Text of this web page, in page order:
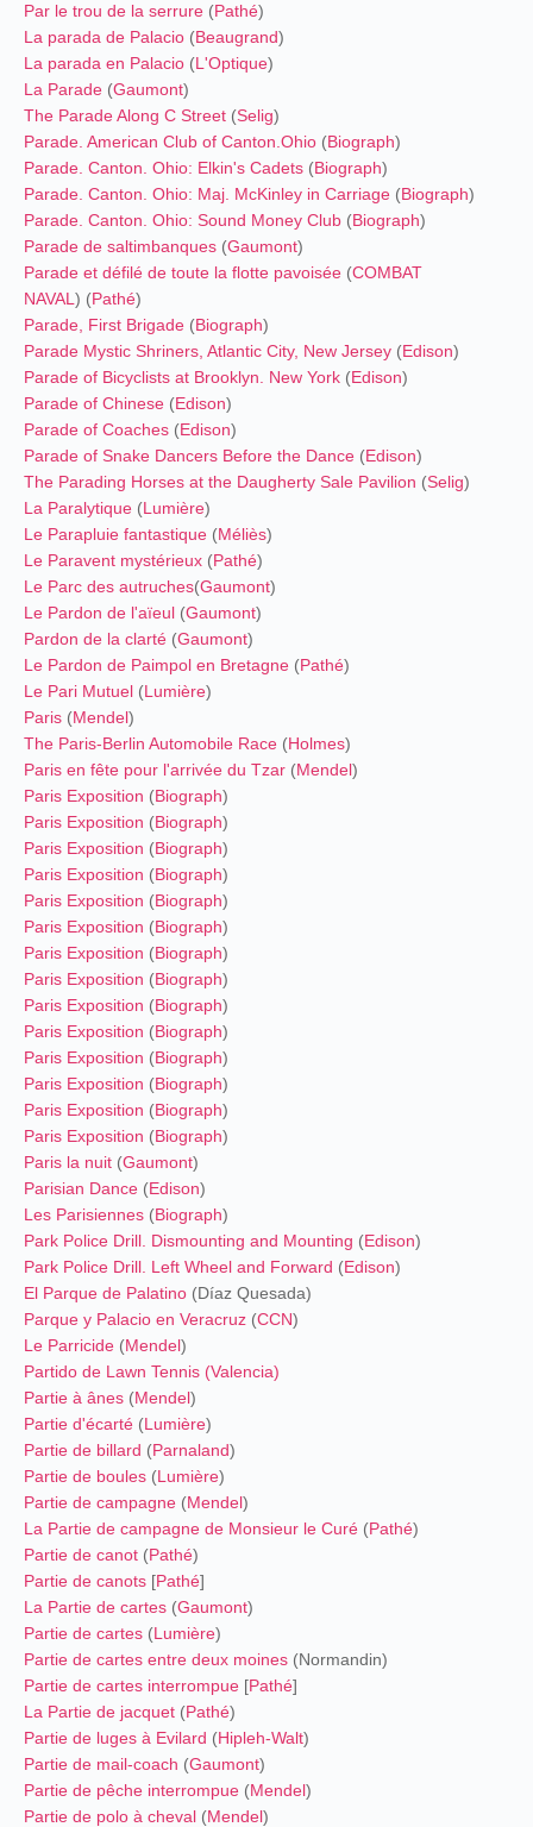
Par le trou de la serrure (Pathé)
La parada de Palacio (Beaugrand)
La parada en Palacio (L'Optique)
La Parade (Gaumont)
The Parade Along C Street (Selig)
Parade. American Club of Canton.Ohio (Biograph)
Parade. Canton. Ohio: Elkin's Cadets (Biograph)
Parade. Canton. Ohio: Maj. McKinley in Carriage (Biograph)
Parade. Canton. Ohio: Sound Money Club (Biograph)
Parade de saltimbanques (Gaumont)
Parade et défilé de toute la flotte pavoisée (COMBAT
NAVAL ) (Pathé)
Parade, First Brigade (Biograph)
Parade Mystic Shriners, Atlantic City, New Jersey (Edison)
Parade of Bicyclists at Brooklyn. New York (Edison)
Parade of Chinese (Edison)
Parade of Coaches (Edison)
Parade of Snake Dancers Before the Dance (Edison)
The Parading Horses at the Daugherty Sale Pavilion (Selig)
La Paralytique (Lumière)
Le Parapluie fantastique (Méliès)
Le Paravent mystérieux (Pathé)
Le Parc des autruches(Gaumont)
Le Pardon de l'aïeul (Gaumont)
Pardon de la clarté (Gaumont)
Le Pardon de Paimpol en Bretagne (Pathé)
Le Pari Mutuel (Lumière)
Paris (Mendel)
The Paris-Berlin Automobile Race (Holmes)
Paris en fête pour l'arrivée du Tzar (Mendel)
Paris Exposition (Biograph)
Paris Exposition (Biograph)
Paris Exposition (Biograph)
Paris Exposition (Biograph)
Paris Exposition (Biograph)
Paris Exposition (Biograph)
Paris Exposition (Biograph)
Paris Exposition (Biograph)
Paris Exposition (Biograph)
Paris Exposition (Biograph)
Paris Exposition (Biograph)
Paris Exposition (Biograph)
Paris Exposition (Biograph)
Paris Exposition (Biograph)
Paris la nuit (Gaumont)
Parisian Dance (Edison)
Les Parisiennes (Biograph)
Park Police Drill. Dismounting and Mounting (Edison)
Park Police Drill. Left Wheel and Forward (Edison)
El Parque de Palatino (Díaz Quesada)
Parque y Palacio en Veracruz (CCN)
Le Parricide (Mendel)
Partido de Lawn Tennis (Valencia)
Partie à ânes (Mendel)
Partie d'écarté (Lumière)
Partie de billard (Parnaland)
Partie de boules (Lumière)
Partie de campagne (Mendel)
La Partie de campagne de Monsieur le Curé (Pathé)
Partie de canot (Pathé)
Partie de canots [Pathé]
La Partie de cartes (Gaumont)
Partie de cartes (Lumière)
Partie de cartes entre deux moines (Normandin)
Partie de cartes interrompue [Pathé]
La Partie de jacquet (Pathé)
Partie de luges à Evilard (Hipleh-Walt)
Partie de mail-coach (Gaumont)
Partie de pêche interrompue (Mendel)
Partie de polo à cheval (Mendel)